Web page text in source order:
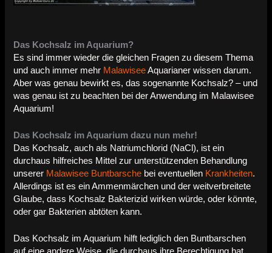
Das Kochsalz im Aquarium?
Es sind immer wieder die gleichen Fragen zu diesem Thema
und auch immer mehr MalawiseeAquarianer wissen darum.
Aber was genau bewirkt es, das sogenannte Kochsalz? – und
was genau ist zu beachten bei der Anwendung im Malawisee
Aquarium!
Das Kochsalz im Aquarium dazu nun mehr!
Das Kochsalz, auch als Natriumchlorid (NaCl), ist ein
durchaus hilfreiches Mittel zur unterstützenden Behandlung
unserer Malawisee Buntbarsche bei eventuellen Krankheiten.
Allerdings ist es ein Ammenmärchen und der weitverbreitete
Glaube, dass Kochsalz Bakterizid wirken würde, oder könnte,
oder gar Bakterien abtöten kann.
Das Kochsalz im Aquarium hilft lediglich den Buntbarschen